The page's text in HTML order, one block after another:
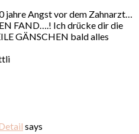
jahre Angst vor dem Zahnarzt…
FAND….! Ich drücke dir die
GÄNSCHEN bald alles
says